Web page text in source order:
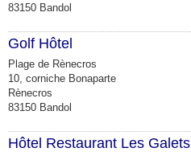
83150 Bandol
Golf Hôtel
Plage de Rènecros
10, corniche Bonaparte
Rènecros
83150 Bandol
Hôtel Restaurant Les Galets